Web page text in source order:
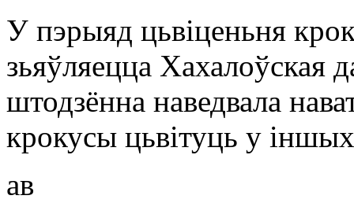
У пэрыяд цьвіценьня
зьяўляецца Хахалоўская
штодзённа наведвала
крокусы цьвітуць у
ав